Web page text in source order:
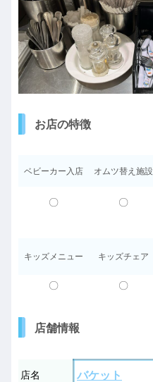
お店の特徴
ベビーカー入店 オムツ替え施設
〇 〇
キッズメニュー キッズチェア
〇 〇
店舗情報
店名 バケット